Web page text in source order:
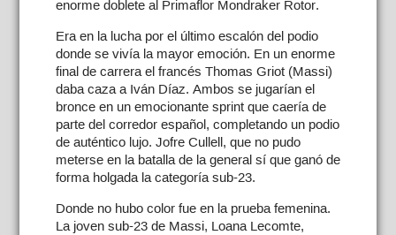
enorme doblete al Primaflor Mondraker Rotor.
Era en la lucha por el último escalón del podio
donde se vivía la mayor emoción. En un enorme
final de carrera el francés Thomas Griot (Massi)
daba caza a Iván Díaz. Ambos se jugarían el
bronce en un emocionante sprint que caería de
parte del corredor español, completando un podio
de auténtico lujo. Jofre Cullell, que no pudo
meterse en la batalla de la general sí que ganó de
forma holgada la categoría sub-23.
Donde no hubo color fue en la prueba femenina.
La joven sub-23 de Massi, Loana Lecomte,